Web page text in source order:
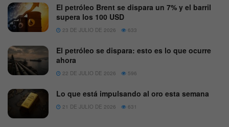
El petróleo Brent se dispara un 7% y el barril
supera los 100 USD
23 DE JULIO DE 2026 633
El petróleo se dispara: esto es lo que ocurre
ahora
22 DE JULIO DE 2026 596
Lo que está impulsando al oro esta semana
21 DE JULIO DE 2026 631